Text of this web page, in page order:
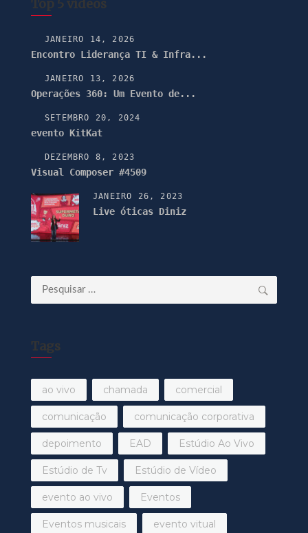
Top 5 vídeos
JANEIRO 14, 2026
Encontro Liderança TI & Infra...
JANEIRO 13, 2026
Operações 360: Um Evento de...
SETEMBRO 20, 2024
evento KitKat
DEZEMBRO 8, 2023
Visual Composer #4509
JANEIRO 26, 2023
Live óticas Diniz
Pesquisar
por:
Tags
ao vivo chamada comercial
comunicação comunicação corporativa
depoimento EAD Estúdio Ao Vivo
Estúdio de Tv Estúdio de Vídeo
evento ao vivo Eventos
Eventos musicais evento vitual